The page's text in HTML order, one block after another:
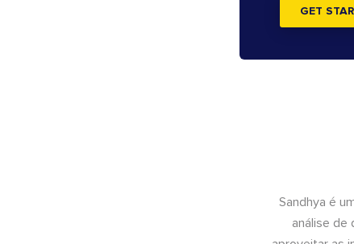
GET
Sandhya é
análise de